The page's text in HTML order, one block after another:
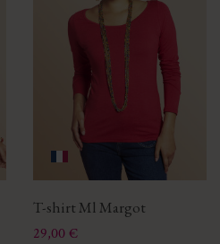
T-shirt Ml Margot
Prix
29,00 €